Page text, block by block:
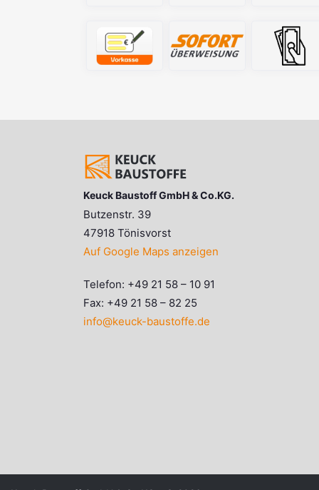
Keuck Baustoff GmbH & Co.KG.
Butzenstr. 39
47918 Tönisvorst
Auf Google Maps anzeigen
Telefon: +49 21 58 – 10 91
Fax: +49 21 58 – 82 25
info@keuck-baustoffe.de